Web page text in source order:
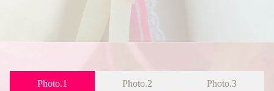
Photo.1 Photo.2 Photo.3